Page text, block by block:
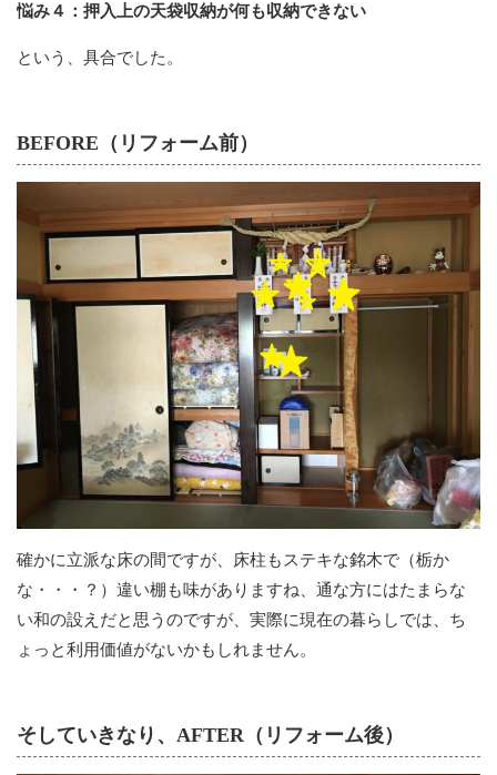
悩み４：押入上の天袋収納が何も収納できない
という、具合でした。
BEFORE（リフォーム前）
確かに立派な床の間ですが、床柱もステキな銘木で（栃か
な・・・？）違い棚も味がありますね、通な方にはたまらな
い和の設えだと思うのですが、実際に現在の暮らしでは、ち
ょっと利用価値がないかもしれません。
そしていきなり、AFTER（リフォーム後）